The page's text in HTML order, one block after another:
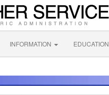
INFORMATION EDUCATION